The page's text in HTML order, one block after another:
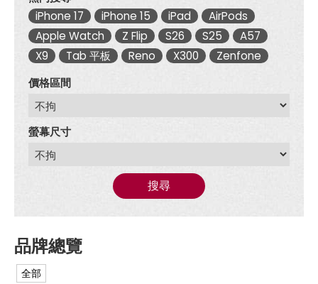
iPhone 17
iPhone 15 iPad
AirPods
Apple Watch
Z Flip S26 S25
A57
X9
Tab 平板 Reno X300
Zenfone
價格區間
螢幕尺寸
搜尋
全部